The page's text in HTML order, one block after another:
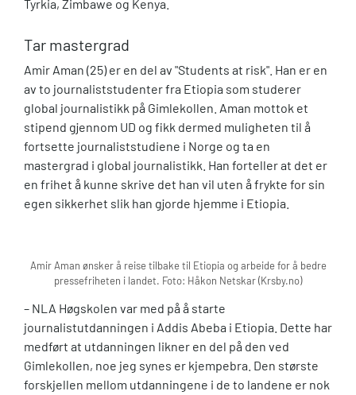
Tyrkia, Zimbawe og Kenya.
Tar mastergrad
Amir Aman (25) er en del av "Students at risk". Han er en
av to journaliststudenter fra Etiopia som studerer
global journalistikk på Gimlekollen. Aman mottok et
stipend gjennom UD og fikk dermed muligheten til å
fortsette journaliststudiene i Norge og ta en
mastergrad i global journalistikk. Han forteller at det er
en frihet å kunne skrive det han vil uten å frykte for sin
egen sikkerhet slik han gjorde hjemme i Etiopia.
Amir Aman ønsker å reise tilbake til Etiopia og arbeide for å bedre
pressefriheten i landet. Foto: Håkon Netskar (Krsby.no)
– NLA Høgskolen var med på å starte
journalistutdanningen i Addis Abeba i Etiopia. Dette har
medført at utdanningen likner en del på den ved
Gimlekollen, noe jeg synes er kjempebra. Den største
forskjellen mellom utdanningene i de to landene er nok